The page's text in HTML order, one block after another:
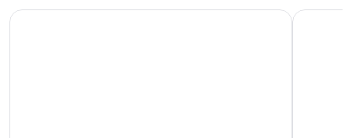
Cuncyue Hot Spring Resort CHECK